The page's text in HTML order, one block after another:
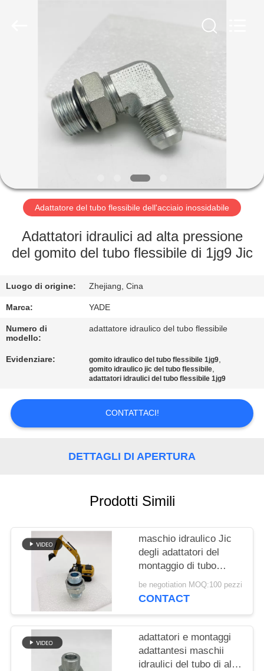
PRODOTTI
GIRO
DELLA
FABBRICA
DI
QUALITÀ
CONTATTICI
UNA
CITAZIONE
PRIVACY
POLICY
Adattatore del tubo flessibile dell'acciaio inossidabile
Adattatori idraulici ad alta pressione
del gomito del tubo flessibile di 1jg9 Jic
Luogo di origine: Zhejiang, Cina
Marca: YADE
Numero di
modello:
adattatore idraulico del tubo flessibile
Evidenziare: gomito idraulico del tubo flessibile 1jg9,
gomito idraulico jic del tubo flessibile,
adattatori idraulici del tubo flessibile 1jg9
CONTATTACI!
DETTAGLI DI APERTURA
Prodotti Simili
maschio idraulico Jic
degli adattatori del
montaggio di tubo
flessibile 1jh alla O
metrica Ring Straight
be negotiation MOQ:100 pezzi
CONTACT
adattatori e montaggi
adattantesi maschii
idraulici del tubo di alta